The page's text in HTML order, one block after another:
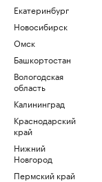
Екатеринбург
Новосибирск
Омск
Башкортостан
Вологодская
область
Калининград
Краснодарский
край
Нижний
Новгород
Пермский край